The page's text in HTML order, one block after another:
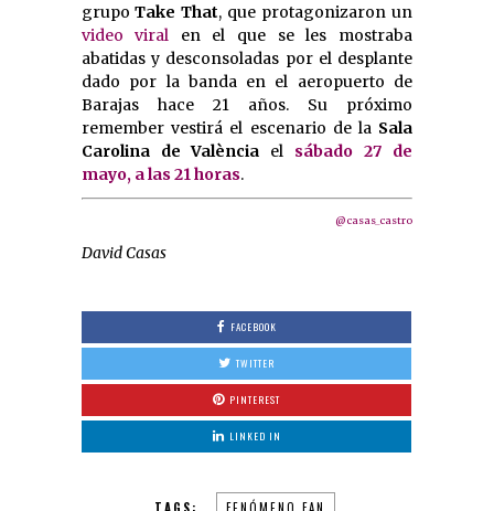
grupo Take That, que protagonizaron un
video viral en el que se les mostraba
abatidas y desconsoladas por el desplante
dado por la banda en el aeropuerto de
Barajas hace 21 años. Su próximo
remember vestirá el escenario de la Sala
Carolina de València el sábado 27 de
mayo, a las 21 horas.
@casas_castro
David Casas
FACEBOOK
TWITTER
PINTEREST
LINKED IN
TAGS: FENÓMENO FAN